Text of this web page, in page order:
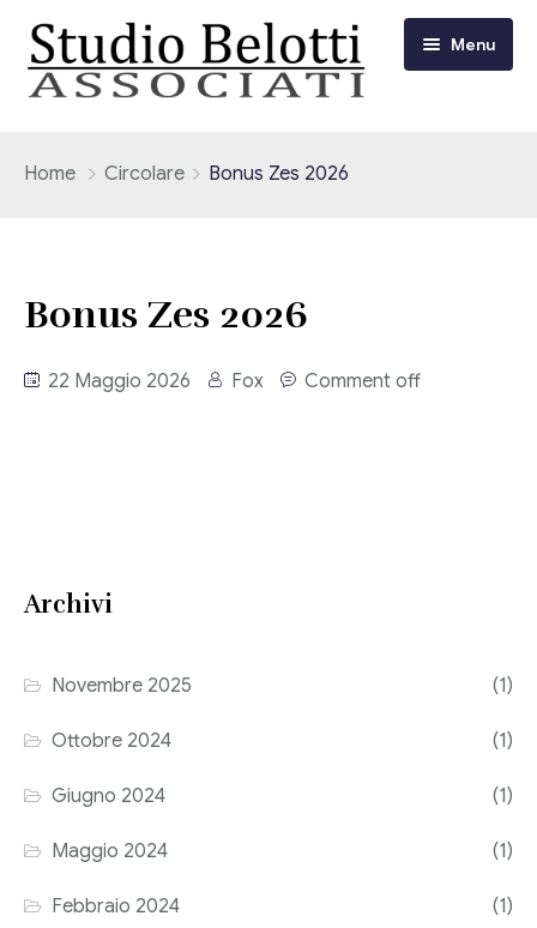
Menu
Adempimenti Dichiarativi e Fiscali
Revisione legale
Home Circolare Bonus Zes 2026
Bonus Zes 2026
22 Maggio 2026 Fox Comment off
Archivi
Novembre 2025 (1)
Ottobre 2024 (1)
Giugno 2024 (1)
Maggio 2024 (1)
Febbraio 2024 (1)